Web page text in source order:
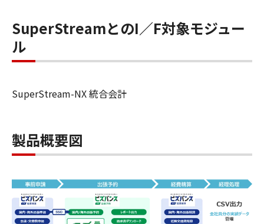
SuperStreamとのI／F対象モジュー
ル
SuperStream-NX 統合会計
製品概要図